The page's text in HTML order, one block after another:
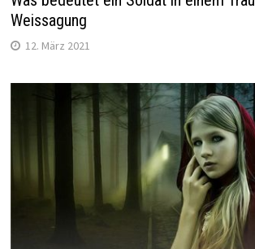
Weissagung
12. März 2021